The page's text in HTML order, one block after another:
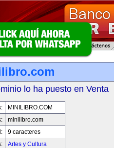
lo ha puesto en Venta
MINILIBRO.COM
minilibro.com
9 caracteres
Artes y Cultura